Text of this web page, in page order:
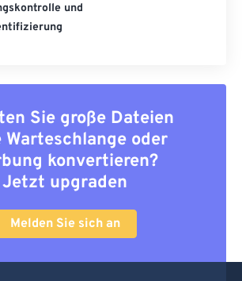
und
Sie große Dateien
Warteschlange oder
konvertieren?
Jetzt upgraden
Melden Sie sich an